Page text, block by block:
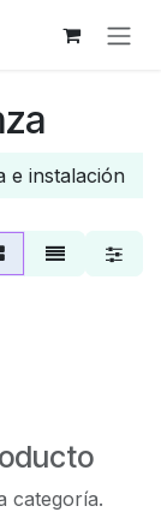
e instalación
categoría.